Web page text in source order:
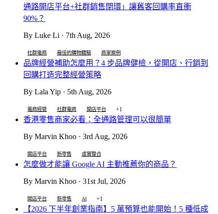
通路開店平台+社群銷售閉環」讓舊客回購率直衝
90%？
By Luke Li · 7th Aug, 2026
社群電商 最佳的購物體驗 商家案例
品牌經營補助怎麼用？4 步品牌健檢，從開店、行銷到
回購打造完整經營策略
By Lala Yip · 5th Aug, 2026
電商經營 社群電商 開店平台 +1
香港零售商家必看：全通路管理可以很簡單
By Marvin Khoo · 3rd Aug, 2026
開店平台 新零售 虛實整合
怎麼做才能讓 Google AI 主動推薦你的商品？
By Marvin Khoo · 31st Jul, 2026
開店平台 新零售 AI +1
【2026 下半年創業指南】5 萬預算也能開始！5 種低成